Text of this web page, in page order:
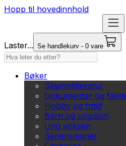
Hopp til hovedinnhold
Laster... Se handlekurv - 0 vare
Bøker
Skjønnlitteratur
Dokumentar og fakta
Hobby og fritid
Barn og ungdom
Ung voksen
Serieromaner